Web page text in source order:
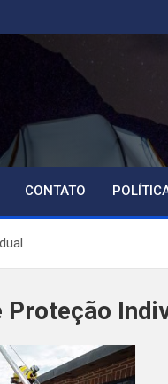
CONTATO
Proteção